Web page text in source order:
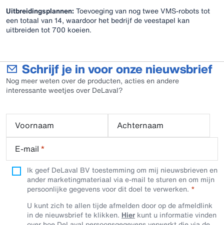
Uitbreidingsplannen:Toevoeging van nog twee VMS-robots tot
een totaal van 14, waardoor het bedrijf de veestapel kan
uitbreiden tot 700 koeien.
Schrijf je in voor onze nieuwsbrief
Nog meer weten over de producten, acties en andere
interessante weetjes over DeLaval?
Voornaam
Achternaam
E-mail *
Ik geef DeLaval BV toestemming om mij nieuwsbrieven en
ander marketingmateriaal via e-mail te sturen en om mijn
persoonlijke gegevens voor dit doel te verwerken.
U kunt zich te allen tijde afmelden door op de afmeldlink
in de nieuwsbrief te klikken. Hier kunt u informatie vinden